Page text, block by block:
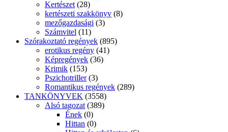
Kertészet (28)
kertészeti szakkönyv (8)
mezőgazdasági (3)
Számvitel (11)
Szórakoztató regények (895)
erotikus regény (41)
Képregények (36)
Krimik (153)
Pszichotriller (3)
Romantikus regények (289)
TANKÖNYVEK (3558)
Alsó tagozat (389)
Ének (0)
Hittan (0)